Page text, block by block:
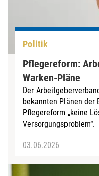
Politik
Pflegereform:
Warken-Pläne
Der
bekannten Plänen der
Pflegereform „keine
Versorgungsproblem“.
03.06.2026